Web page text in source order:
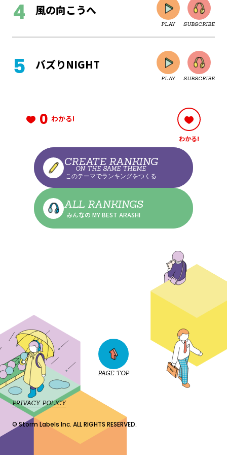
風の向こうへ
PLAY SUBSCRIBE
CLOSE
バズりNIGHT
PLAY SUBSCRIBE
CLOSE
0 わかる!
わかる!
CREATE RANKING
ON THE SAME THEME
このテーマでランキングをつくる
ALL RANKINGS
みんなの MY BEST ARASHI
PRIVACY POLICY
© Storm Labels Inc. ALL RIGHTS RESERVED.
PAGE TOP